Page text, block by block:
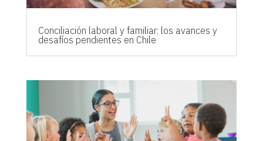
Conciliación laboral y familiar: los avances y
desafíos pendientes en Chile